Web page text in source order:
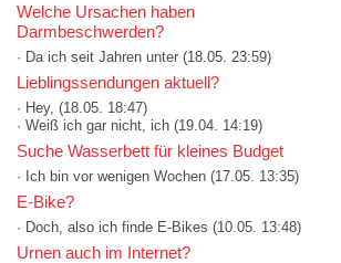
Welche Ursachen haben
Darmbeschwerden?
· Da ich seit Jahren unter (18.05. 23:59)
Lieblingssendungen aktuell?
· Hey, (18.05. 18:47)
· Weiß ich gar nicht, ich (19.04. 14:19)
Suche Wasserbett für kleines Budget
· Ich bin vor wenigen Wochen (17.05. 13:35)
E-Bike?
· Doch, also ich finde E-Bikes (10.05. 13:48)
Urnen auch im Internet?